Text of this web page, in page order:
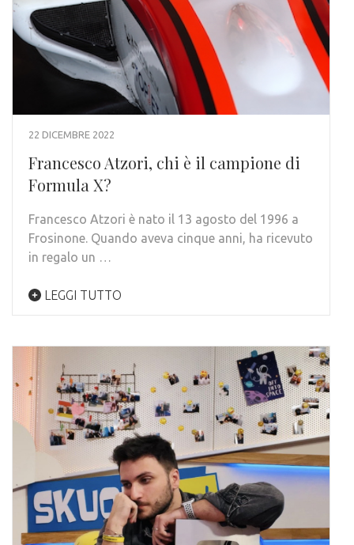
22 DICEMBRE 2022
Francesco Atzori, chi è il campione di
Formula X?
Francesco Atzori è nato il 13 agosto del 1996 a
Frosinone. Quando aveva cinque anni, ha ricevuto
in regalo un …
LEGGI TUTTO